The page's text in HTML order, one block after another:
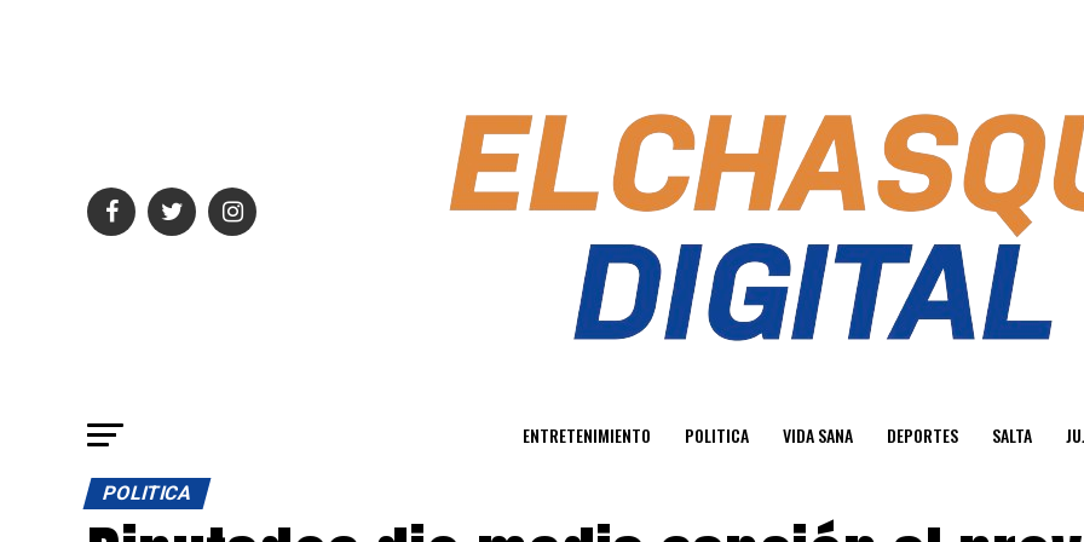
ENTRETENIMIENTO POLITICA VIDA SANA DEPORTES SALTA
POLITICA